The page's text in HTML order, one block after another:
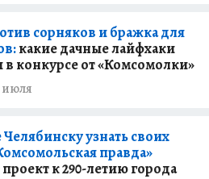
сорняков и бражка для
какие дачные лайфхаки
конкурсе от «Комсомолки»
июля
узнать своих
правда»
проект к 290-летию города